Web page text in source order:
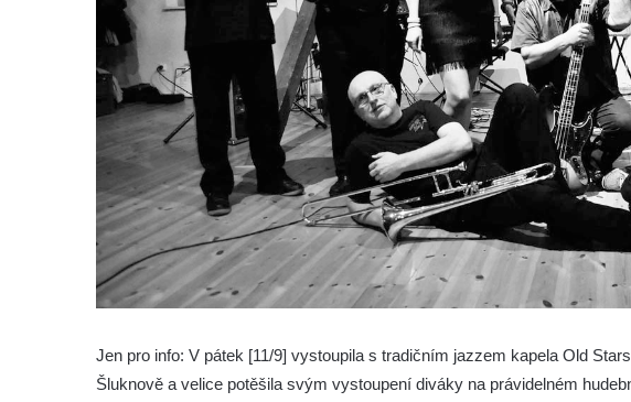
Jen pro info: V pátek [11/9] vystoupila s tradičním jazzem kapela Old
Šluknově a velice potěšila svým vystoupení diváky na právidelném